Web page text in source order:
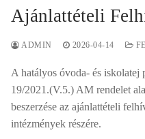
Ajánlattételi
ADMIN 2026-04-14
A hatályos óvoda- és iskolatej
19/2021.(V.5.) AM rendelet
beszerzése az ajánlattételi
intézmények részére.